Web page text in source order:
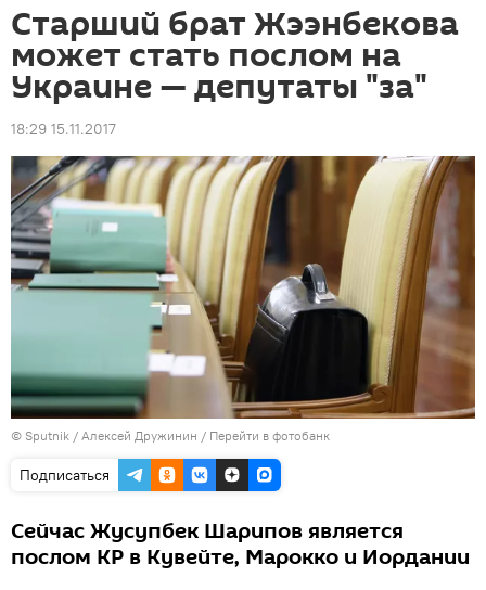
Старший брат Жээнбекова
может стать послом на
Украине — депутаты "за"
18:29 15.11.2017
© Sputnik / Алексей Дружинин / Перейти в фотобанк
Подписаться
Сейчас Жусупбек Шарипов является
послом КР в Кувейте, Марокко и Иордании